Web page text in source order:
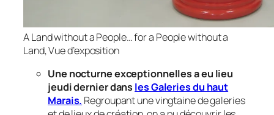
A Land without a People… for a People without a
Land, Vue d’exposition
Une nocturne exceptionnelles a eu lieu
jeudi dernier dans les Galeries du haut
Marais. Regroupant une vingtaine de galeries